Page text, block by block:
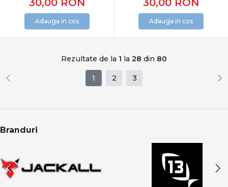
30,00 RON
Adauga in cos
30,00 RON
Adauga in cos
Rezultate de la 1 la 28 din 80
1 2 3
Branduri